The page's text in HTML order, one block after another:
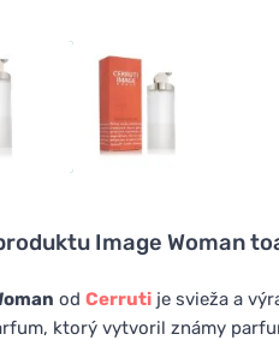
Image Woman
od Cerruti je svieža a
ktorý vytvoril známy